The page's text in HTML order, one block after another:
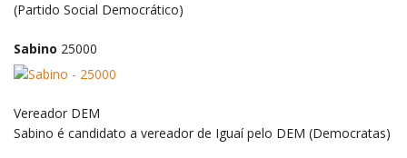
(Partido Social Democrático)
Sabino 25000
Vereador DEM
Sabino é candidato a vereador de Iguaí pelo DEM (Democratas)